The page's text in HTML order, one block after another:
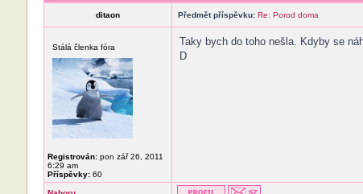
ditaon Předmět příspěvku: Re: Porod doma
Stálá členka fóra
Registrován:pon zář 26, 2011
6:29 am
Příspěvky:60
Taky bych do toho nešla. Kdyby se
D